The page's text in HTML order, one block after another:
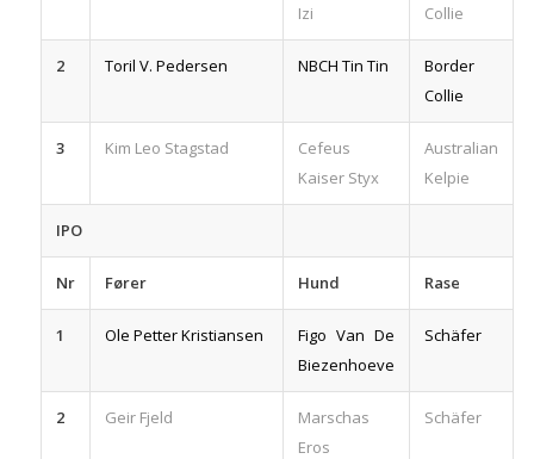
Izi
Collie
2 Toril V. Pedersen NBCH Tin Tin
Border
Collie
3 Kim Leo Stagstad
Cefeus
Kaiser Styx
Australian
Kelpie
IPO
Nr Fører Hund Rase
1 Ole Petter Kristiansen
Figo Van De
Biezenhoeve
Schäfer
2 Geir Fjeld
Marschas
Eros
Schäfer